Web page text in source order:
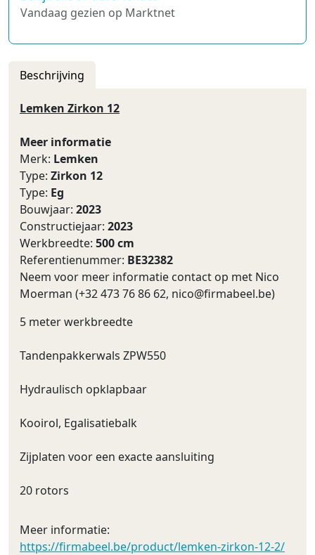
Vandaag gezien op Marktnet
Beschrijving
Lemken Zirkon 12
Meer informatie
Merk: Lemken
Type: Zirkon 12
Type: Eg
Bouwjaar: 2023
Constructiejaar: 2023
Werkbreedte: 500 cm
Referentienummer: BE32382
Neem voor meer informatie contact op met Nico
Moerman (+32 473 76 86 62, nico@firmabeel.be)
5 meter werkbreedte
Tandenpakkerwals ZPW550
Hydraulisch opklapbaar
Kooirol, Egalisatiebalk
Zijplaten voor een exacte aansluiting
20 rotors
Meer informatie:
https://firmabeel.be/product/lemken-zirkon-12-2/